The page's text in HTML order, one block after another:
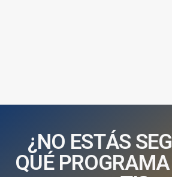
¿NO ESTÁS SEG
QUÉ PROGRAMA